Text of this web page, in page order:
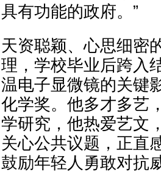
具有功能的政府。”
天资聪颖、心思细密
理，学校毕业后跨入
温电子显微镜的关键
化学奖。他多才多艺
学研究，他热爱艺文
关心公共议题，正直
鼓励年轻人勇敢对抗